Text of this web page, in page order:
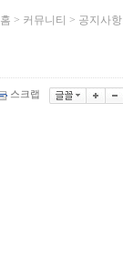
홈 > 커뮤니티 > 공지사항
스크랩